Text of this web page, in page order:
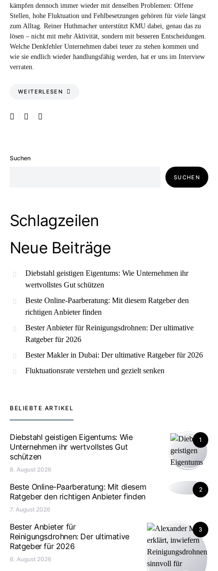
kämpfen dennoch immer wieder mit denselben Problemen: Offene
Stellen, hohe Fluktuation und Fehlbesetzungen gehören für viele längst
zum Alltag. Reiner Huthmacher unterstützt KMU dabei, genau das zu
lösen – nicht mit mehr Aktivität, sondern mit besseren Entscheidungen.
Welche Denkfehler Unternehmen dabei teuer zu stehen kommen und
wie sie endlich wieder handlungsfähig werden, hat er uns im Interview
verraten.
WEITERLESEN
Suchen
SUCHEN
Schlagzeilen
Neue Beiträge
Diebstahl geistigen Eigentums: Wie Unternehmen ihr
wertvollstes Gut schützen
Beste Online-Paarberatung: Mit diesem Ratgeber den
richtigen Anbieter finden
Bester Anbieter für Reinigungsdrohnen: Der ultimative
Ratgeber für 2026
Bester Makler in Dubai: Der ultimative Ratgeber für 2026
Fluktuationsrate verstehen und gezielt senken
BELIEBTE ARTIKEL
1
Diebstahl geistigen Eigentums: Wie
Unternehmen ihr wertvollstes Gut
schützen
8. August 2026
2
Beste Online-Paarberatung: Mit diesem
Ratgeber den richtigen Anbieter finden
7. August 2026
3
Bester Anbieter für
Reinigungsdrohnen: Der ultimative
Ratgeber für 2026
6. August 2026